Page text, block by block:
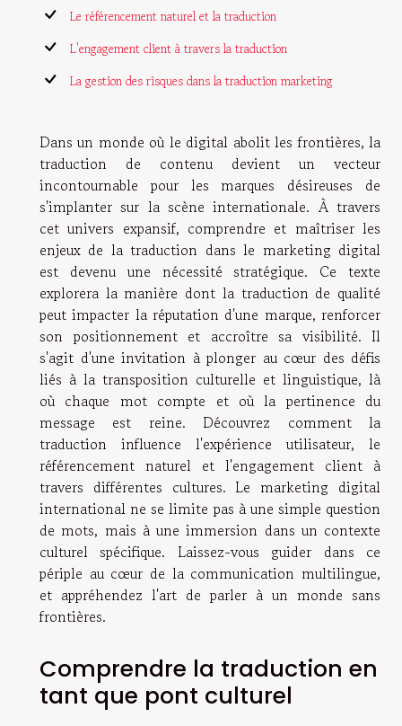
Le référencement naturel et la traduction
L'engagement client à travers la traduction
La gestion des risques dans la traduction marketing
Dans un monde où le digital abolit les frontières, la
traduction de contenu devient un vecteur
incontournable pour les marques désireuses de
s'implanter sur la scène internationale. À travers
cet univers expansif, comprendre et maîtriser les
enjeux de la traduction dans le marketing digital
est devenu une nécessité stratégique. Ce texte
explorera la manière dont la traduction de qualité
peut impacter la réputation d'une marque, renforcer
son positionnement et accroître sa visibilité. Il
s'agit d'une invitation à plonger au cœur des défis
liés à la transposition culturelle et linguistique, là
où chaque mot compte et où la pertinence du
message est reine. Découvrez comment la
traduction influence l'expérience utilisateur, le
référencement naturel et l'engagement client à
travers différentes cultures. Le marketing digital
international ne se limite pas à une simple question
de mots, mais à une immersion dans un contexte
culturel spécifique. Laissez-vous guider dans ce
périple au cœur de la communication multilingue,
et appréhendez l'art de parler à un monde sans
frontières.
Comprendre la traduction en
tant que pont culturel